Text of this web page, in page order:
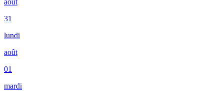
août
31
lundi
août
01
mardi